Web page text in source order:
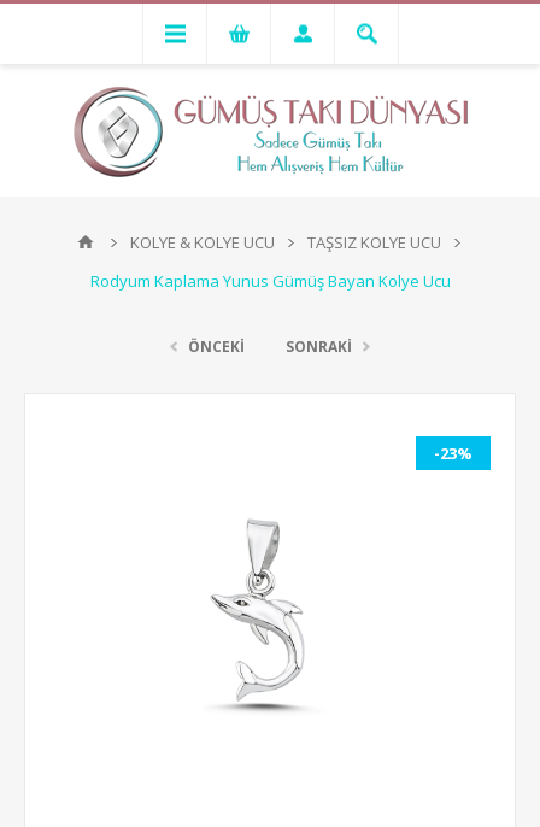
KOLYE & KOLYE UCU
TAŞSIZ KOLYE UCU
Rodyum Kaplama Yunus Gümüş Bayan Kolye Ucu
ÖNCEKİ SONRAKİ
-23%